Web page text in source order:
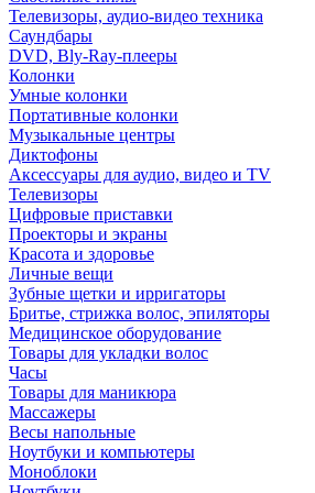
Телевизоры, аудио-видео техника
Саундбары
DVD, Bly-Ray-плееры
Колонки
Умные колонки
Портативные колонки
Музыкальные центры
Диктофоны
Аксессуары для аудио, видео и TV
Телевизоры
Цифровые приставки
Проекторы и экраны
Красота и здоровье
Личные вещи
Зубные щетки и ирригаторы
Бритье, стрижка волос, эпиляторы
Медицинское оборудование
Товары для укладки волос
Часы
Товары для маникюра
Массажеры
Весы напольные
Ноутбуки и компьютеры
Моноблоки